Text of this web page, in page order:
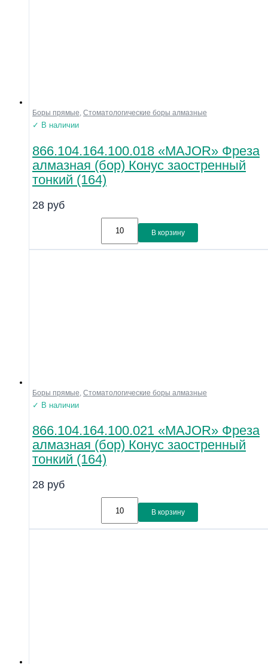
Боры прямые, Стоматологические боры алмазные
✓ В наличии
866.104.164.100.018 «MAJOR» Фреза
алмазная (бор) Конус заостренный
тонкий (164)
28 руб
В корзину
Боры прямые Стоматологические боры алмазные
✓ В наличии
866.104.164.100.021 «MAJOR» Фреза
алмазная (бор) Конус заостренный
тонкий (164)
28 руб
В корзину